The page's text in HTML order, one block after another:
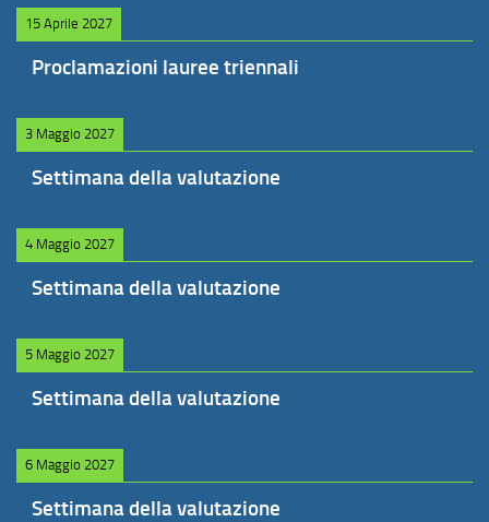
15 Aprile 2027
Proclamazioni lauree triennali
3 Maggio 2027
Settimana della valutazione
4 Maggio 2027
Settimana della valutazione
5 Maggio 2027
Settimana della valutazione
6 Maggio 2027
Settimana della valutazione